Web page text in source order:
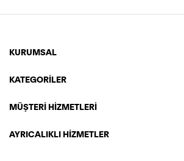
KURUMSAL
KATEGORİLER
MÜŞTERİ HİZMETLERİ
AYRICALIKLI HİZMETLER